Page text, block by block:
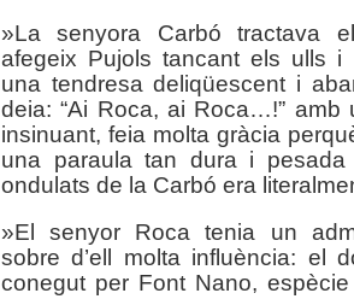
»La senyora Carbó tractava
afegeix Pujols tancant els ulls i
una tendresa deliqüescent i
deia: “Ai Roca, ai Roca…!” amb
insinuant, feia molta gràcia
una paraula tan dura i pesada
ondulats de la Carbó era
»El senyor Roca tenia un
sobre d’ell molta influència: el
conegut per Font Nano,